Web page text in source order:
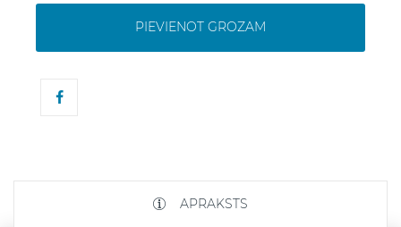
PIEVIENOT GROZAM
APRAKSTS